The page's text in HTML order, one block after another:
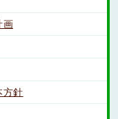
画
方針